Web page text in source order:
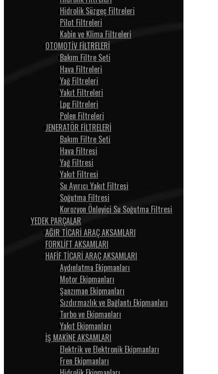
Hidrolik Süzgeç Filtreleri
Pilot Filtreleri
Kabin ve Klima Filtreleri
OTOMOTİV FİLTRELERİ
Bakım Filtre Seti
Hava Filtreleri
Yağ Filtreleri
Yakıt Filtreleri
Lpg Filtreleri
Polen Filtreleri
JENERATÖR FİLTRELERİ
Bakım Filtre Seti
Hava Filtresi
Yağ Filtresi
Yakıt Filtresi
Su Ayırıcı Yakıt Filtresi
Soğutma Filtresi
Korozyon Önleyici Su Soğutma Filtresi
YEDEK PARÇALAR
AĞIR TİCARİ ARAÇ AKSAMLARI
FORKLİFT AKSAMLARI
HAFİF TİCARİ ARAÇ AKSAMLARI
Aydınlatma Ekipmanları
Motor Ekipmanları
Şanzıman Ekipmanları
Sızdırmazlık ve Bağlantı Ekipmanları
Turbo ve Ekipmanları
Yakıt Ekipmanları
İŞ MAKİNE AKSAMLARI
Elektrik ve Elektronik Ekipmanları
Fren Ekipmanları